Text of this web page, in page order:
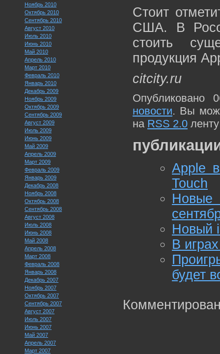
Ноябрь 2010
Октябрь 2010
Сентябрь 2010
Август 2010
Июль 2010
Июнь 2010
Май 2010
Апрель 2010
Март 2010
Февраль 2010
Январь 2010
Декабрь 2009
Ноябрь 2009
Октябрь 2009
Сентябрь 2009
Август 2009
Июль 2009
Июнь 2009
Май 2009
Апрель 2009
Март 2009
Февраль 2009
Январь 2009
Декабрь 2008
Ноябрь 2008
Октябрь 2008
Сентябрь 2008
Август 2008
Июль 2008
Июнь 2008
Май 2008
Апрель 2008
Март 2008
Февраль 2008
Январь 2008
Декабрь 2007
Ноябрь 2007
Октябрь 2007
Сентябрь 2007
Август 2007
Июль 2007
Июнь 2007
Май 2007
Апрель 2007
Март 2007
Стоит
США. В
стоить
продукция
citcity.ru
Опубликовано
новости. Вы
на RSS 2.0
Apple
Touch
Новые
Новый
В
будет